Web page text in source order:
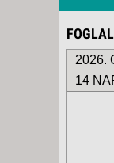
2026.
14